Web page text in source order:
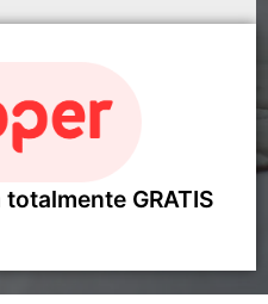
GRATIS